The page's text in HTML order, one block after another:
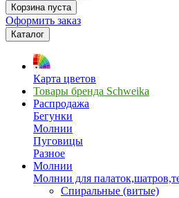
Корзина пуста
Оформить заказ
Каталог
Карта цветов
Товары бренда Schweika
Распродажа
Бегунки
Молнии
Пуговицы
Разное
Молнии
Молнии для
Спиральные (витые)